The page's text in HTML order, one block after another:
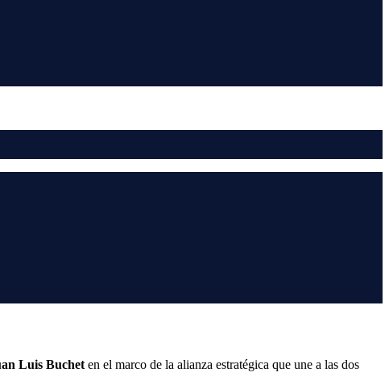
Luis Buchet en el marco de la alianza estratégica que une a las dos